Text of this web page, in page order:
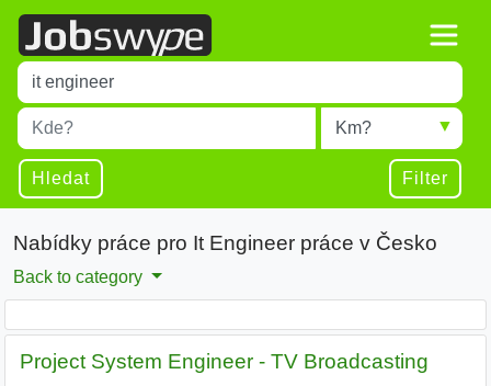
Title
Type 1 or more characters for results.
Místo
Type 1 or more characters for results.
Radius
Hledat Filter
Nabídky práce pro It Engineer práce v Česko
Back to category
Project System Engineer - TV Broadcasting